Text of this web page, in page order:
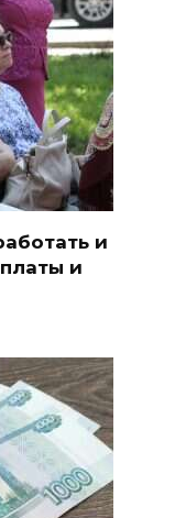
и
и